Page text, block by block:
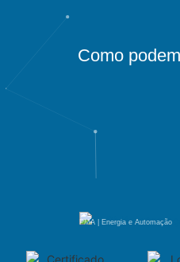
Como
PMA | Energia e Automação